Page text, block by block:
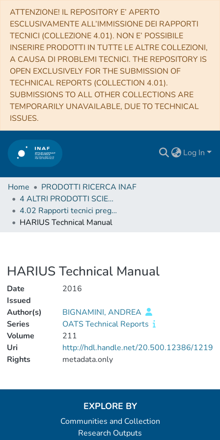
ATTENZIONE! IL REPOSITORY E’ APERTO
ESCLUSIVAMENTE ALL’IMMISSIONE DEI RAPPORTI
TECNICI (COLLEZIONE 4.01). NON E’ POSSIBILE
INSERIRE PRODOTTI IN TUTTE LE ALTRE COLLEZIONI,
A CAUSA DI PROBLEMI TECNICI. THE REPOSITORY IS
OPEN EXCLUSIVELY FOR THE SUBMISSION OF
TECHNICAL REPORTS (COLLECTION 4.01).
SUBMISSIONS TO ALL OTHER COLLECTIONS ARE
TEMPORARILY UNAVAILABLE, DUE TO TECHNICAL
ISSUES.
Log In
Home
PRODOTTI RICERCA INAF
4 ALTRI PRODOTTI SCIENTIFICI (Other scientific products)
4.02 Rapporti tecnici pregressi
HARIUS Technical Manual
HARIUS Technical Manual
Date
Issued
2016
Author(s)
BIGNAMINI, ANDREA
Series
OATS Technical Reports
Volume
211
Uri
http://hdl.handle.net/20.500.12386/1219
Rights
metadata.only
EXPLORE BY
Communities and Collection
Research Outputs